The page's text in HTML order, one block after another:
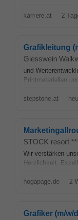
karriere.at - 2
Grafikleitung
Giesswein
und
Printmaterialien
stepstone.at -
STOCK resort
Wir verstärken
Herzlichkeit,
hogapage.de - 2
Grafiker (m/w/